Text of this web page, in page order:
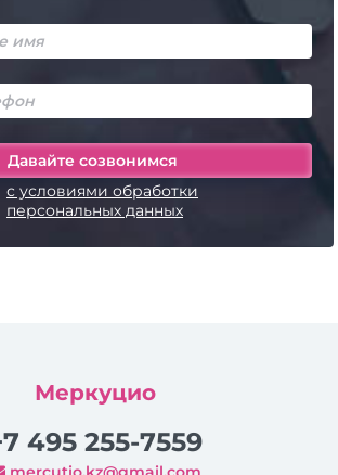
с условиями обработки
персональных данных
Меркуцио
495 255-7559